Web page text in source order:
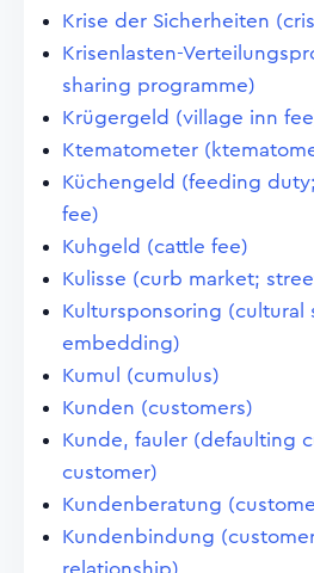
Krise der Sicherheiten
Krisenlasten-
sharing programme)
Krügergeld (village inn
Ktematometer
Küchengeld (feeding
fee)
Kuhgeld (cattle fee)
Kulisse (curb market;
Kultursponsoring (cultural
embedding)
Kumul (cumulus)
Kunden (customers)
Kunde, fauler (defaulting
customer)
Kundenberatung
Kundenbindung
relationship)